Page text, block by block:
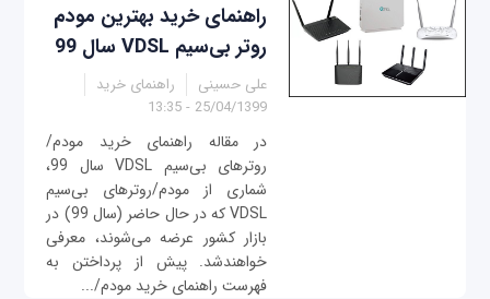
راهنمای خرید بهترین مودم
روتر بی‌سیم VDSL سال 99
علی حسینی
راهنمای خرید
25/04/1399 - 13:35
در مقاله راهنمای خرید مودم/
روترهای بی‌سیم VDSL سال 99،
شماری از مودم/روترهای بی‌سیم
VDSL که در حال حاضر (سال 99) در
بازار کشور عرضه می‌شوند، معرفی
خواهندشد. پیش از پرداختن به
فهرست راهنمای خرید مودم/...